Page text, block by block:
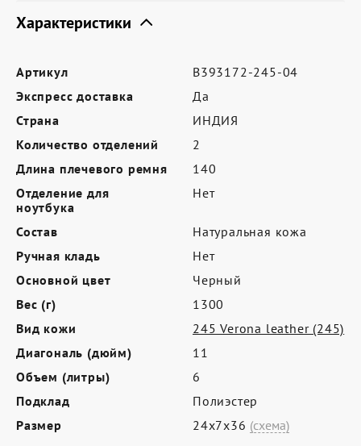
Условия доставки
Сертификат Dr.Koffer
Где купить
Партнерам
Контакты
Программа лояльности
Политика обработки персональных
данных
Характеристики
Артикул
B393172-245-04
Экспресс доставка
Да
Страна
ИНДИЯ
Количество отделений
2
Длина плечевого ремня
140
Отделение для
ноутбука
Нет
Состав
Натуральная кожа
Ручная кладь
Нет
Основной цвет
Черный
Вес (г)
1300
Вид кожи
245 Verona leather (245)
Диагональ (дюйм)
11
Объем (литры)
6
Подклад
Полиэстер
Размер
24х7х36 (схема)